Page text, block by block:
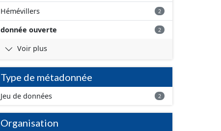
Hémévillers 2
donnée ouverte 2
Voir plus
Type de métadonnée
Jeu de données 2
Organisation